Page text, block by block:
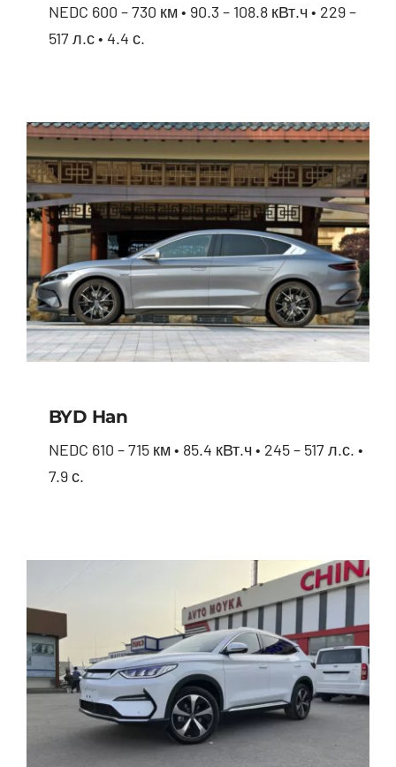
NEDC 600 – 730 км • 90.3 – 108.8 кВт.ч • 229 –
517 л.с • 4.4 с.
BYD Han
NEDC 610 – 715 км • 85.4 кВт.ч • 245 – 517 л.с. •
7.9 с.